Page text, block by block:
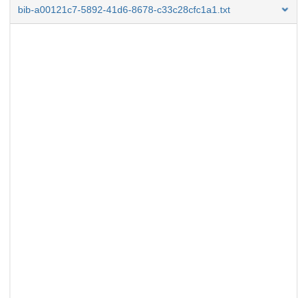
bib-a00121c7-5892-41d6-8678-c33c28cfc1a1.txt